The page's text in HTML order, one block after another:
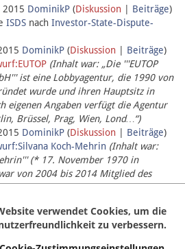
2015 DominikP (Diskussion Beiträge)
ISDS nach Investor-State-Dispute-
DominikP (Diskussion Beiträge)
(Inhalt war: „Die '''EUTOP
ist eine Lobbyagentur, die 1990 von
wurde und ihren Hauptsitz in
eigenen Angaben verfügt die Agentur
Brüssel, Prag, Wien, Lond…“)
DominikP (Diskussion Beiträge)
Koch-Mehrin (Inhalt war:
(* 17. November 1970 in
von 2004 bis 2014 Mitglied des
seit November 2014 ist sie für
verwendet Cookies, um die
zu verbessern.